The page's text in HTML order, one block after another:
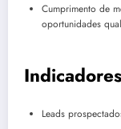
Cumprimento de
oportunidades
Leads